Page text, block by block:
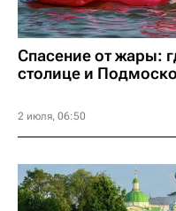
Спасение от жары:
столице и
2 июля, 06:50